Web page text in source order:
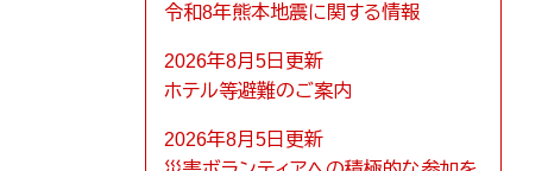
令和8年熊本地震に関する情報
2026年8月5日更新
ホテル等避難のご案内
2026年8月5日更新